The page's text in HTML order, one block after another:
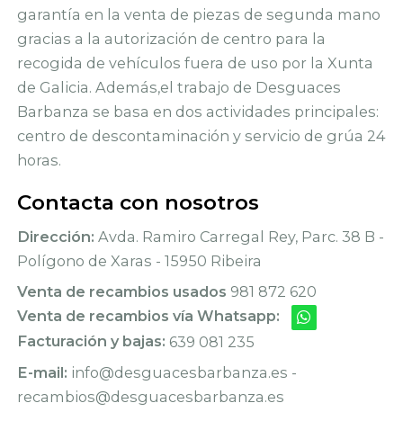
garantía en la venta de piezas de segunda mano
gracias a la autorización de centro para la
recogida de vehículos fuera de uso por la Xunta
de Galicia. Además,el trabajo de Desguaces
Barbanza se basa en dos actividades principales:
centro de descontaminación y servicio de grúa 24
horas.
Contacta con nosotros
Dirección: Avda. Ramiro Carregal Rey, Parc. 38 B -
Polígono de Xaras - 15950 Ribeira
Venta de recambios usados 981 872 620
Venta de recambios vía Whatsapp:
Facturación y bajas: 639 081 235
E-mail: info@desguacesbarbanza.es -
recambios@desguacesbarbanza.es